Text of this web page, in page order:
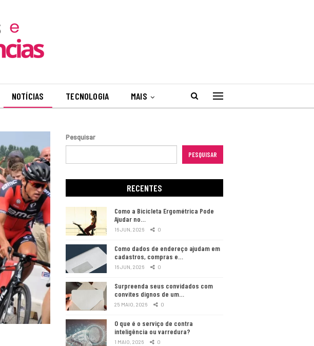
NOTÍCIAS TECNOLOGIA MAIS
Pesquisar
PESQUISAR
RECENTES
Como a Bicicleta Ergométrica Pode
Ajudar no…
16 JUN, 2026 0
Como dados de endereço ajudam em
cadastros, compras e…
16 JUN, 2026 0
Surpreenda seus convidados com
convites dignos de um…
25 MAIO, 2026 0
O que é o serviço de contra
inteligência ou varredura?
1 MAIO, 2026 0